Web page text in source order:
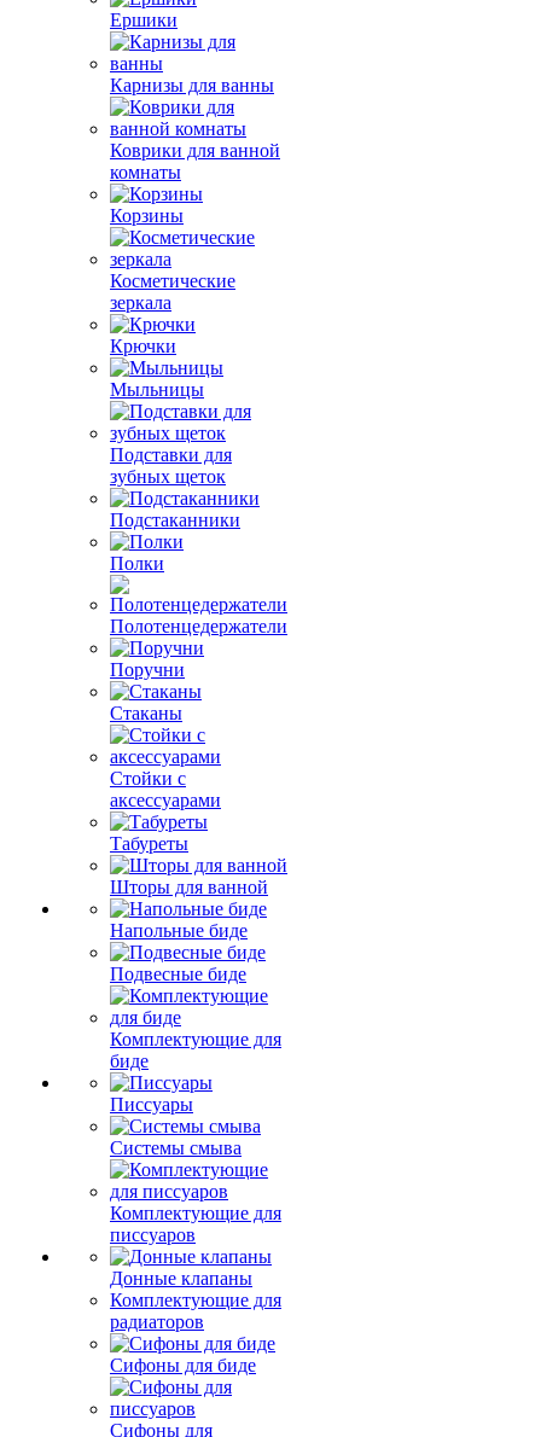
Ершики
Карнизы для ванны
Коврики для ванной
комнаты
Корзины
Косметические
зеркала
Крючки
Мыльницы
Подставки для
зубных щеток
Подстаканники
Полки
Полотенцедержатели
Поручни
Стаканы
Стойки с
аксессуарами
Табуреты
Шторы для ванной
Напольные биде
Подвесные биде
Комплектующие для
биде
Писсуары
Системы смыва
Комплектующие для
писсуаров
Донные клапаны
Комплектующие для
радиаторов
Сифоны для биде
Сифоны для